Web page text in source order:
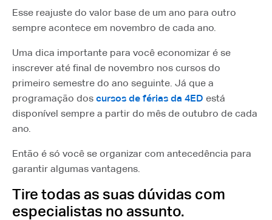
Esse reajuste do valor base de um ano para outro
sempre acontece em novembro de cada ano.
Uma dica importante para você economizar é se
inscrever até final de novembro nos cursos do
primeiro semestre do ano seguinte. Já que a
programação dos cursos de férias da 4ED está
disponível sempre a partir do mês de outubro de cada
ano.
Então é só você se organizar com antecedência para
garantir algumas vantagens.
Tire todas as suas dúvidas com
especialistas no assunto.